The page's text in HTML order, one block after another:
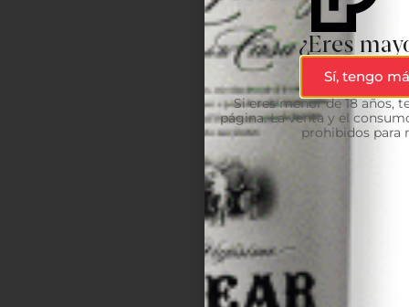
¿Eres
Sí, tengo
Si eres menor de 18 años,
página. La venta y el
prohibidos para